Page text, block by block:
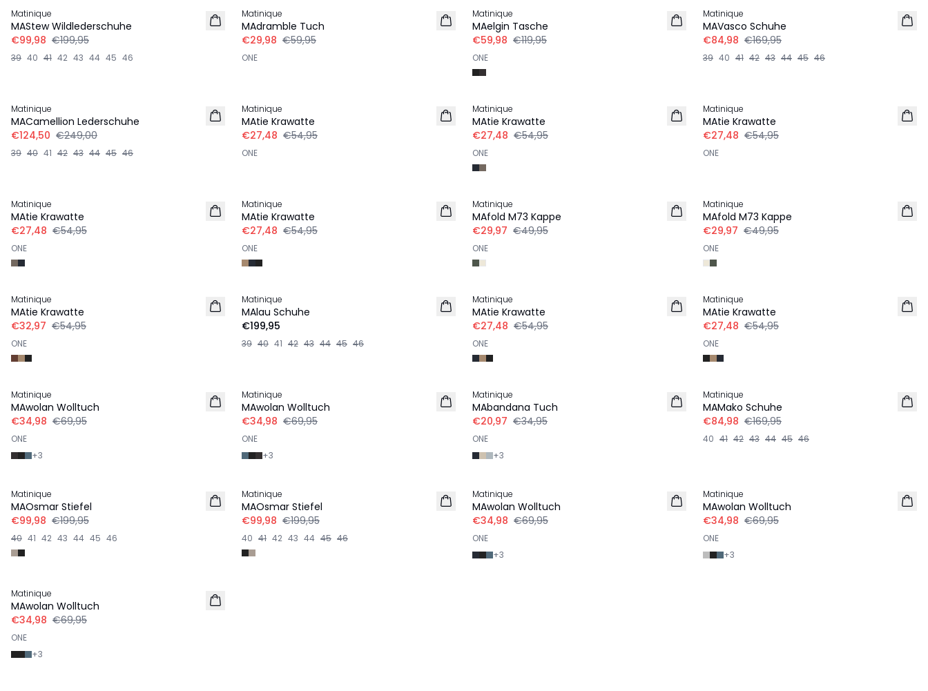
Matinique
MAStew Wildlederschuhe
€99,98 €199,95
39 40 41 42 43 44 45 46
Matinique
MAdramble Tuch
€29,98 €59,95
ONE
Matinique
MAelgin Tasche
€59,98 €119,95
ONE
Matinique
MAVasco Schuhe
€84,98 €169,95
39 40 41 42 43 44 45 46
Matinique
MACamellion Lederschuhe
€124,50 €249,00
39 40 41 42 43 44 45 46
LEINEN
Matinique
MAtie Krawatte
€27,48 €54,95
ONE
Matinique
MAtie Krawatte
€27,48 €54,95
ONE
LEINEN
Matinique
MAtie Krawatte
€27,48 €54,95
ONE
Matinique
MAtie Krawatte
€27,48 €54,95
ONE
Matinique
MAtie Krawatte
€27,48 €54,95
ONE
Matinique
MAfold M73 Kappe
€29,97 €49,95
ONE
Matinique
MAfold M73 Kappe
€29,97 €49,95
ONE
Matinique
MAtie Krawatte
€32,97 €54,95
ONE
Matinique
MAlau Schuhe
€199,95
39 40 41 42 43 44 45 46
Matinique
MAtie Krawatte
€27,48 €54,95
ONE
Matinique
MAtie Krawatte
€27,48 €54,95
ONE
Matinique
MAwolan Wolltuch
€34,98 €69,95
ONE
+3
Matinique
MAwolan Wolltuch
€34,98 €69,95
ONE
+3
Matinique
MAbandana Tuch
€20,97 €34,95
ONE
+3
Matinique
MAMako Schuhe
€84,98 €169,95
40 41 42 43 44 45 46
Matinique
MAOsmar Stiefel
€99,98 €199,95
40 41 42 43 44 45 46
Matinique
MAOsmar Stiefel
€99,98 €199,95
40 41 42 43 44 45 46
Matinique
MAwolan Wolltuch
€34,98 €69,95
ONE
+3
Matinique
MAwolan Wolltuch
€34,98 €69,95
ONE
+3
Matinique
MAwolan Wolltuch
€34,98 €69,95
ONE
+3